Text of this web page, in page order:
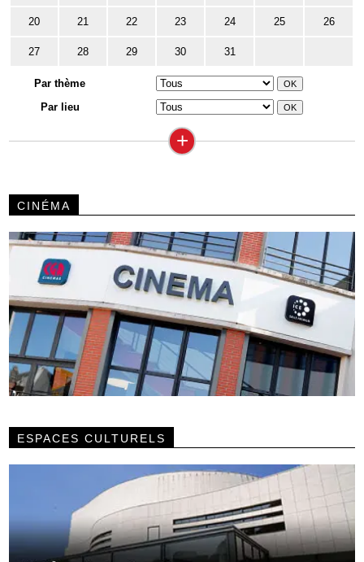
20 21 22 23 24 25 26
27 28 29 30 31
Par thème
Par lieu
+
CINÉMA
ESPACES CULTURELS